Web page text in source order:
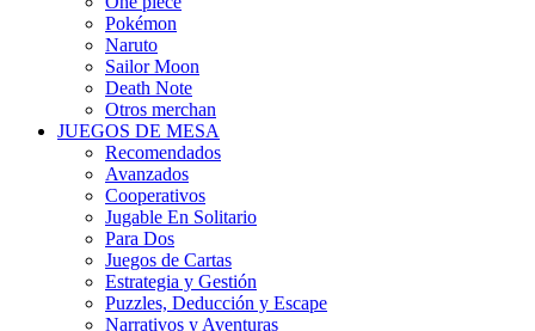
Pokémon
Naruto
Sailor Moon
Death Note
Otros merchan
JUEGOS DE MESA
Recomendados
Avanzados
Cooperativos
Jugable En Solitario
Para Dos
Juegos de Cartas
Estrategia y Gestión
Puzzles, Deducción y Escape
Narrativos y Aventuras